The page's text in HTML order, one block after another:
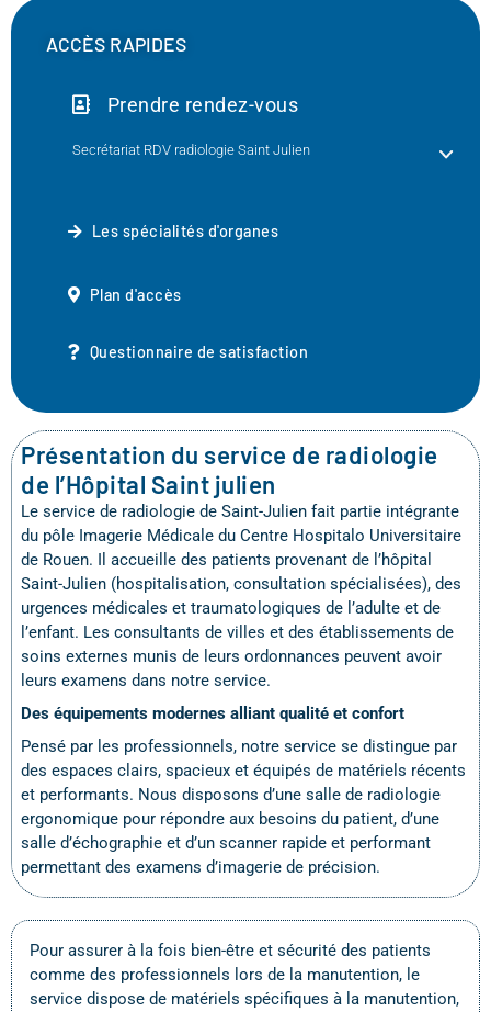
ACCÈS RAPIDES
Prendre rendez-vous
Secrétariat RDV radiologie Saint Julien
Les spécialités d'organes
Plan d'accès
Questionnaire de satisfaction
Présentation du service de radiologie
de l’Hôpital Saint julien
Le service de radiologie de Saint-Julien fait partie intégrante
du pôle Imagerie Médicale du Centre Hospitalo Universitaire
de Rouen. Il accueille des patients provenant de l’hôpital
Saint-Julien (hospitalisation, consultation spécialisées), des
urgences médicales et traumatologiques de l’adulte et de
l’enfant. Les consultants de villes et des établissements de
soins externes munis de leurs ordonnances peuvent avoir
leurs examens dans notre service.
Des équipements modernes alliant qualité et confort
Pensé par les professionnels, notre service se distingue par
des espaces clairs, spacieux et équipés de matériels récents
et performants. Nous disposons d’une salle de radiologie
ergonomique pour répondre aux besoins du patient, d’une
salle d’échographie et d’un scanner rapide et performant
permettant des examens d’imagerie de précision.
Pour assurer à la fois bien-être et sécurité des patients
comme des professionnels lors de la manutention, le
service dispose de matériels spécifiques à la manutention,